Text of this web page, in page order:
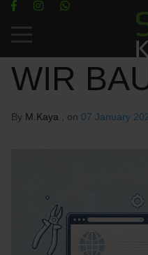
Mobile Menu Toggle
WIR
By M.Kaya , on 07 January